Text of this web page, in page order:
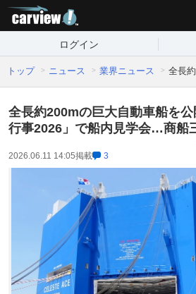
ログイン
トップ ニュース 業界ニュース 全長
全長約200mの巨大自動車船を
行事2026」で船内見学会…商船
2026.06.11 14:05掲載 3